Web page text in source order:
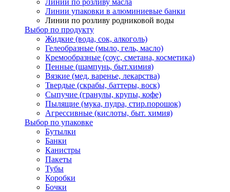
Линии упаковки в алюминиевые банки
Линии по розливу родниковой воды
Выбор по продукту
Жидкие (вода, сок, алкоголь)
Гелеобразные (мыло, гель, масло)
Кремообразные (соус, сметана, косметика)
Пенные (шампунь, быт.химия)
Вязкие (мед, варенье, лекарства)
Твердые (скрабы, баттеры, воск)
Сыпучие (гранулы, крупы, кофе)
Пылящие (мука, пудра, стир.порошок)
Агрессивные (кислоты, быт. химия)
Выбор по упаковке
Бутылки
Банки
Канистры
Пакеты
Тубы
Коробки
Бочки